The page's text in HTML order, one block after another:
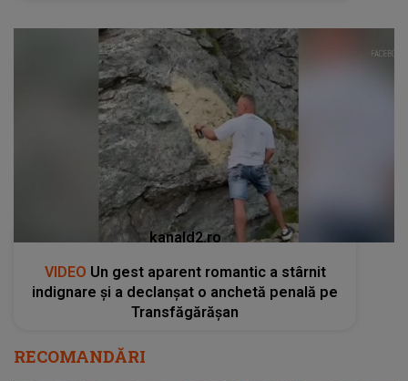
kanald2.ro
VIDEO Un gest aparent romantic a stârnit
indignare și a declanșat o anchetă penală pe
Transfăgărășan
RECOMANDĂRI